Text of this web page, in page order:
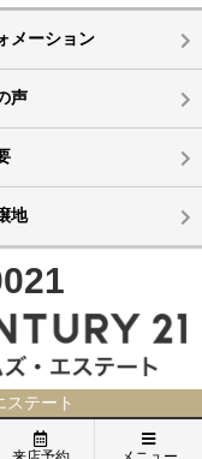
メーション
声
地
テート